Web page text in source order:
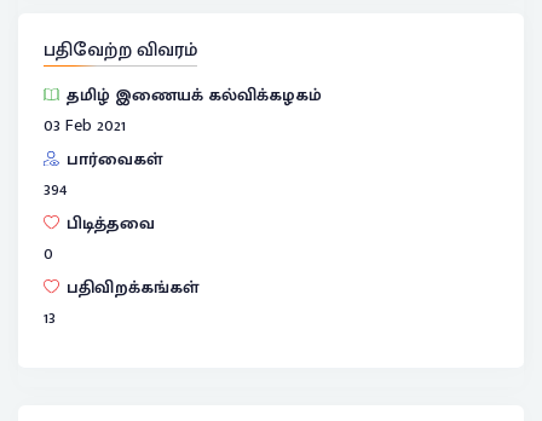
பதிவேற்ற விவரம்
தமிழ் இணையக் கல்விக்கழகம்
03 Feb 2021
பார்வைகள்
394
பிடித்தவை
0
பதிவிறக்கங்கள்
13